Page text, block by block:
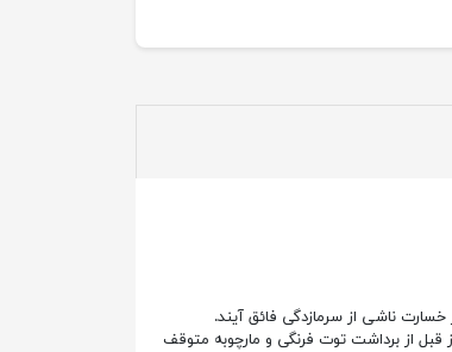
ناشی از سرمازدگی فائق آیند.
این ترکیب را یک هفته قبل از برداشت هلو، سیب، گلابی، گوجه فرنگی، فلفل، بادمجان، آرتیشو، تربچه و 24 روز قبل از برداشت زیتون و 27 روز قبل از برداشت توت فرنگی و مارچوبه متوقف